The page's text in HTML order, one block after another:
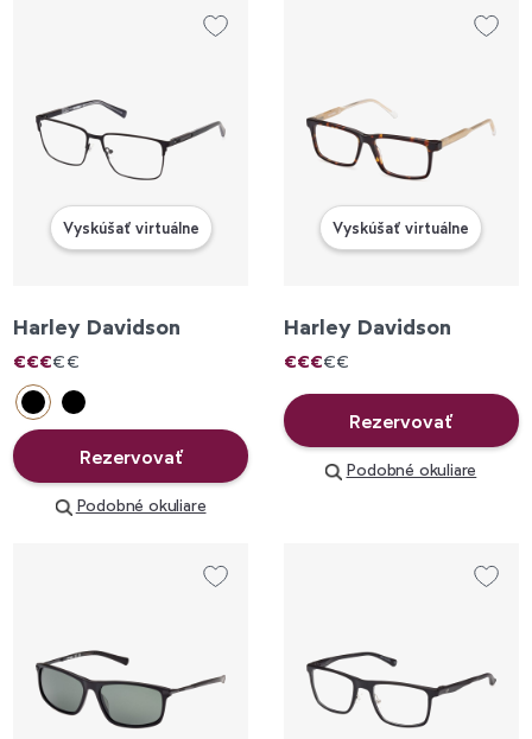
Vyskúšať virtuálne
Harley Davidson
€€€€€
Rezervovať
Podobné okuliare
Vyskúšať virtuálne
Harley Davidson
€€€€€
Rezervovať
Podobné okuliare